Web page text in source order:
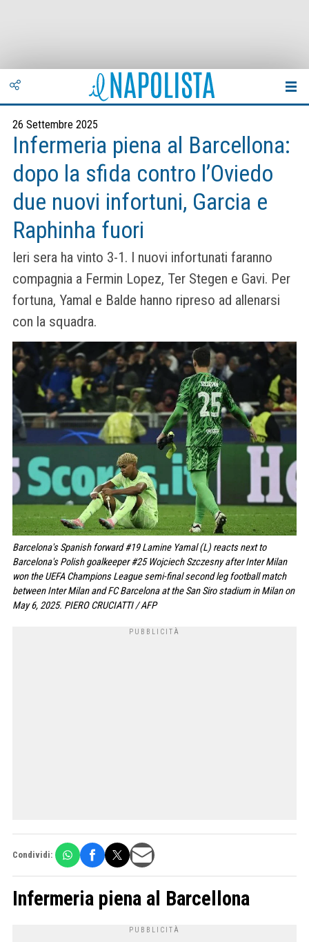
26 Settembre 2025
Infermeria piena al Barcellona:
dopo la sfida contro l’Oviedo
due nuovi infortuni, Garcia e
Raphinha fuori
Ieri sera ha vinto 3-1. I nuovi infortunati faranno
compagnia a Fermin Lopez, Ter Stegen e Gavi. Per
fortuna, Yamal e Balde hanno ripreso ad allenarsi
con la squadra.
Barcelona's Spanish forward #19 Lamine Yamal (L) reacts next to
Barcelona's Polish goalkeeper #25 Wojciech Szczesny after Inter Milan
won the UEFA Champions League semi-final second leg football match
between Inter Milan and FC Barcelona at the San Siro stadium in Milan on
May 6, 2025. PIERO CRUCIATTI / AFP
Condividi:
Infermeria piena al Barcellona